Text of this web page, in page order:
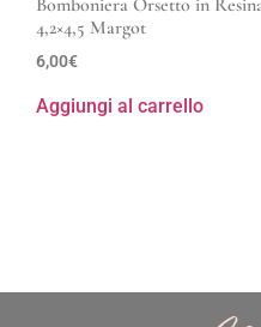
4,2×4,5 Margot
6,00€
Aggiungi al carrello